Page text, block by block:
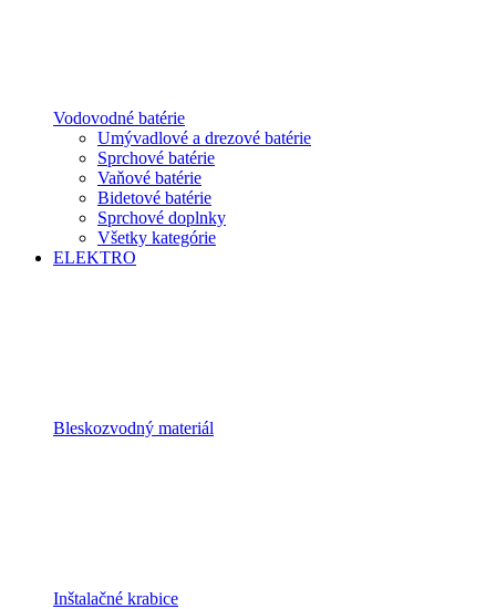
Vodovodné batérie
Umývadlové a drezové batérie
Sprchové batérie
Vaňové batérie
Bidetové batérie
Sprchové doplnky
Všetky kategórie
ELEKTRO
Bleskozvodný materiál
Inštalačné krabice